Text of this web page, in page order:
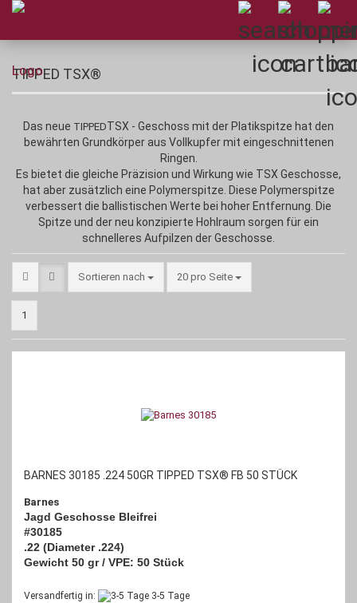
TIPPED TSX®
Das neue TIPPEDTSX - Geschoss mit der Platikspitze hat den
bewährten Grundkörper aus Vollkupfer mit eingeschnittenen
Ringen.
Es bietet die gleiche Präzision und Wirkung wie TSX Geschosse,
hat aber zusätzlich eine Polymerspitze. Diese Polymerspitze
verbessert die ballistischen Werte bei hoher Entfernung. Die
Spitze und der neu konzipierte Hohlraum sorgen für ein
schnelleres Aufpilzen der Geschosse.
Sortieren nach
Sortieren nach 20 pro Seite
pro Seite
1
BARNES 30185 .224 50GR TIPPED TSX® FB 50 STÜCK
Barnes
Jagd Geschosse Bleifrei
#30185
.22 (Diameter .224)
Gewicht 50 gr / VPE: 50 Stück
Versandfertig in:
3-5 Tage